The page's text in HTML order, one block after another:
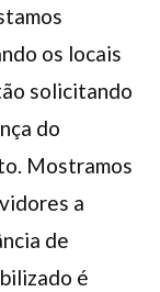
os locais
solicitando
do
Mostramos
a
de
é